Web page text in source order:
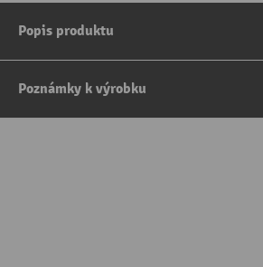
Popis produktu
Poznámky k výrobku